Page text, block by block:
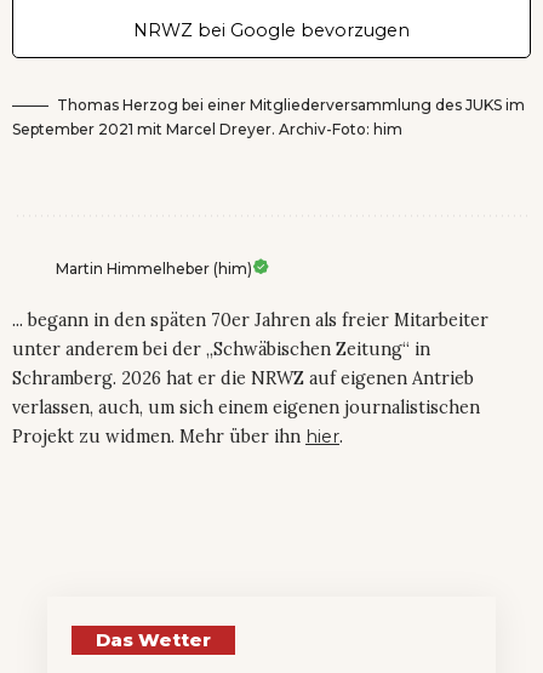
NRWZ bei Google bevorzugen
Thomas Herzog bei einer Mitgliederversammlung des JUKS im
September 2021 mit Marcel Dreyer. Archiv-Foto: him
Martin Himmelheber (him)
... begann in den späten 70er Jahren als freier Mitarbeiter
unter anderem bei der „Schwäbischen Zeitung“ in
Schramberg. 2026 hat er die NRWZ auf eigenen Antrieb
verlassen, auch, um sich einem eigenen journalistischen
Projekt zu widmen. Mehr über ihn hier.
Das Wetter